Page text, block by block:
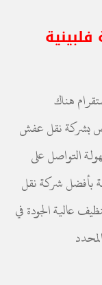
هناك
بشركة نقل عفش
التواصل على
بأفضل شركة نقل
عالية الجودة في